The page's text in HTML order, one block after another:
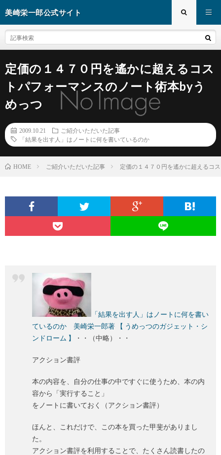
美崎栄一郎公式サイト
定価の１４７０円を遙かに超えるコス
トパフォーマンスのノート術本byう
めっつ
2009.10.21
ご紹介いただいた記事
「結果を出す人」はノートに何を書いているのか
HOME ご紹介いただいた記事 定価の１４７０円を遙かに超えるコ
「結果を出す人」はノートに何を書い
ているのか 美崎栄一郎著 【 うめっつのガジェット・シ
ンドローム 】
・・（中略）・・
アクション書評
本の内容を、自分の仕事の中ですぐに使うため、本の内
容から「実行すること」
をノートに書いておく（アクション書評）
ほんと、これだけで、この本を買った甲斐がありまし
た。
アクション書評を利用することで、たくさん読書したの